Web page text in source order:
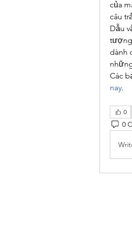
của
câu
Dẫu
tượng
dành
Các
nay.
0
0